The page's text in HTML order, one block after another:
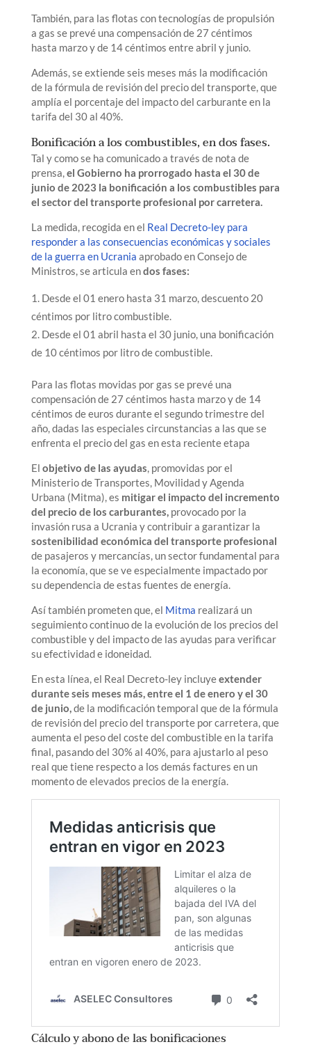
También, para las flotas con tecnologías de propulsión
a gas se prevé una compensación de 27 céntimos
hasta marzo y de 14 céntimos entre abril y junio.
Además, se extiende seis meses más la modificación
de la fórmula de revisión del precio del transporte, que
amplía el porcentaje del impacto del carburante en la
tarifa del 30 al 40%.
Bonificación a los combustibles, en dos fases.
Tal y como se ha comunicado a través de nota de
prensa,el Gobierno ha prorrogado hasta el 30 de
junio de 2023 la bonificación a los combustibles para
el sector del transporte profesional por carretera.
La medida, recogida en el Real Decreto-ley para
responder a las consecuencias económicas y sociales
de la guerra en Ucrania aprobado en Consejo de
Ministros, se articula endos fases:
Desde el 01 enero hasta 31 marzo, descuento 20
céntimos por litro combustible.
Desde el 01 abril hasta el 30 junio, una bonificación
de 10 céntimos por litro de combustible.
Para las flotas movidas por gas se prevé una
compensación de 27 céntimos hasta marzo y de 14
céntimos de euros durante el segundo trimestre del
año, dadas las especiales circunstancias a las que se
enfrenta el precio del gas en esta reciente etapa
El objetivo de las ayudas, promovidas por el
Ministerio de Transportes, Movilidad y Agenda
Urbana (Mitma), es mitigar el impacto del incremento
del precio de los carburantes, provocado por la
invasión rusa a Ucrania y contribuir a garantizar la
sostenibilidad económica del transporte profesional
de pasajeros y mercancías, un sector fundamental para
la economía, que se ve especialmente impactado por
su dependencia de estas fuentes de energía.
Así también prometen que, el Mitma realizará un
seguimiento continuo de la evolución de los precios del
combustible y del impacto de las ayudas para verificar
su efectividad e idoneidad.
En esta línea, el Real Decreto-ley incluyeextender
durante seis meses más, entre el 1 de enero y el 30
de junio,de la modificación temporal que de la fórmula
de revisión del precio del transporte por carretera, que
aumenta el peso del coste del combustible en la tarifa
final, pasando del 30% al 40%, para ajustarlo al peso
real que tiene respecto a los demás factures en un
momento de elevados precios de la energía.
Cálculo y abono de las bonificaciones